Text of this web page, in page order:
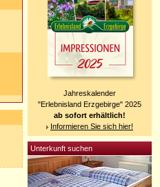
Jahreskalender
"Erlebnisland Erzgebirge" 2025
ab sofort erhältlich!
Informieren Sie sich hier!
Unterkunft suchen